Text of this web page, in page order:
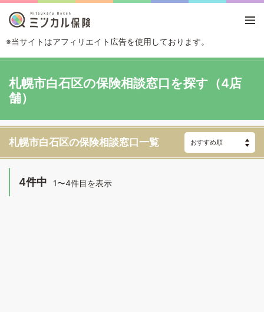
※当サイトはアフィリエイト広告を使用しております。
札幌
札幌市白石区の保険相談窓口を探す（4店
舗）
札幌市白石区の保険相談窓口一覧
4件中 1〜4件目を表示